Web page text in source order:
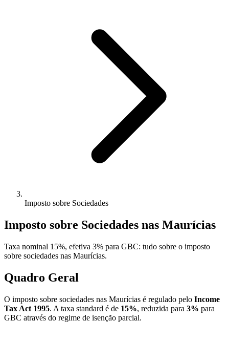
Imposto sobre Sociedades
Imposto sobre Sociedades nas Maurícias
Taxa nominal 15%, efetiva 3% para GBC: tudo sobre o imposto
sobre sociedades nas Maurícias.
Quadro Geral
O imposto sobre sociedades nas Maurícias é regulado pelo Income
Tax Act 1995. A taxa standard é de 15%, reduzida para 3% para
GBC através do regime de isenção parcial.